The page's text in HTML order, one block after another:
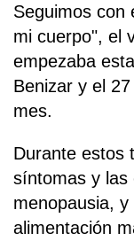
Seguimos con
mi cuerpo", el
empezaba
Benizar y el
mes.
Durante estos
síntomas y las
menopausia,
alimentación